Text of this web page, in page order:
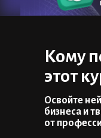
Освойте
бизнеса и
от
Кому
этот